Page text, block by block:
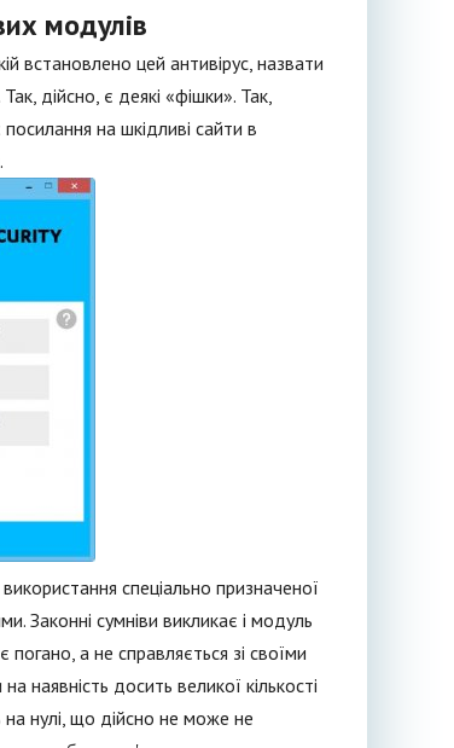
модулів
встановлено цей антивірус, назвати
дійсно, є деякі «фішки». Так,
на шкідливі сайти в
спеціально призначеної
Законні сумніви викликає і модуль
погано, а не справляється зі своїми
наявність досить великої кількості
на нулі, що дійсно не може не